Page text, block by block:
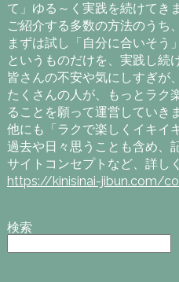
て」ゆる～く実践を続けてき
ご紹介する多数の方法のうち
まずは試し「自分に合いそう
というものだけを、実践し続
皆さんの不安や気にしすぎが
たくさんの人が、もっとラク
ることを願って運営していき
他にも「ラクで楽しくイキイ
過去や日々思うことも含め、
サイトコンセプトなど、詳し
https://kinisinai-jibun.com/
検索